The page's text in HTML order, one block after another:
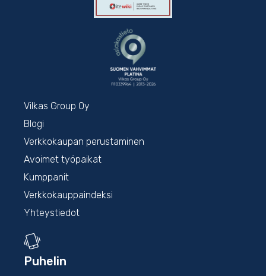
Vilkas Group Oy
Blogi
Verkkokaupan perustaminen
Avoimet työpaikat
Kumppanit
Verkkokauppaindeksi
Yhteystiedot
Puhelin